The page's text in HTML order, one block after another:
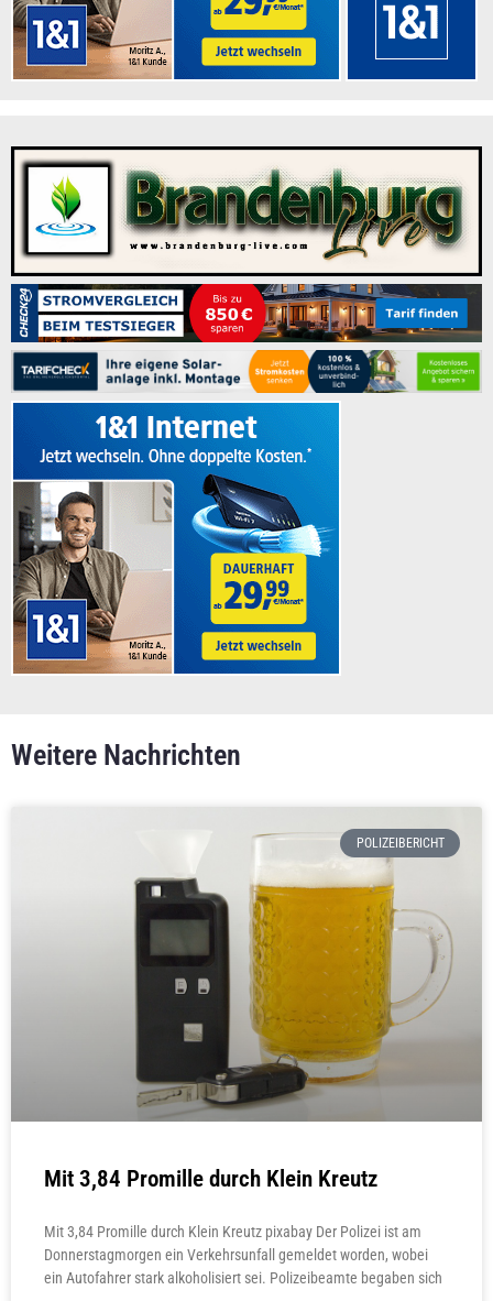
Weitere Nachrichten
POLIZEIBERICHT
Mit 3,84 Promille durch Klein Kreutz
Mit 3,84 Promille durch Klein Kreutz pixabay Der Polizei ist am
Donnerstagmorgen ein Verkehrsunfall gemeldet worden, wobei
ein Autofahrer stark alkoholisiert sei. Polizeibeamte begaben sich